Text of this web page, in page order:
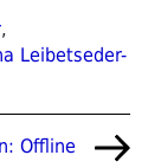
,
Leibetseder-
Offline